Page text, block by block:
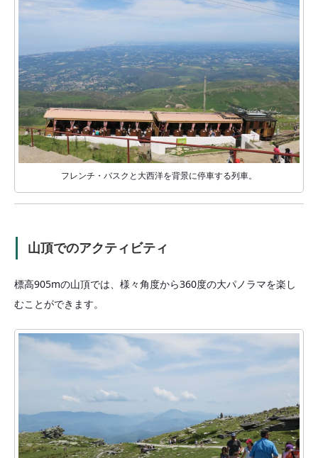
フレンチ・バスクと大西洋を背景に停車する列車。
山頂でのアクティビティ
標高905mの山頂では、様々角度から360度の大パノラマを楽し
むことができます。